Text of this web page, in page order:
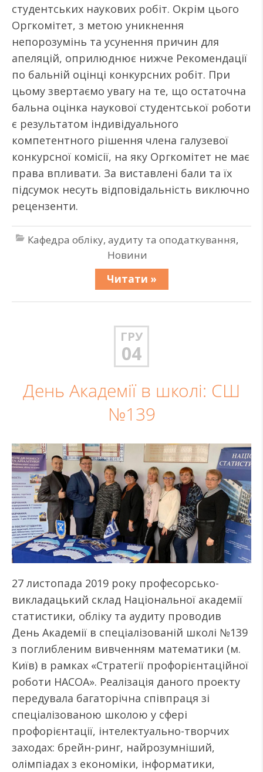
студентських наукових робіт. Окрім цього
Оргкомітет, з метою уникнення
непорозумінь та усунення причин для
апеляцій, оприлюднює нижче Рекомендації
по бальній оцінці конкурсних робіт. При
цьому звертаємо увагу на те, що остаточна
бальна оцінка наукової студентської роботи
є результатом індивідуального
компетентного рішення члена галузевої
конкурсної комісії, на яку Оргкомітет не має
права впливати. За виставлені бали та їх
підсумок несуть відповідальність виключно
рецензенти.
Кафедра обліку, аудиту та оподаткування,
Новини
Читати »
ГРУ
04
День Академії в школі: СШ
№139
27 листопада 2019 року професорсько-
викладацький склад Національної академії
статистики, обліку та аудиту проводив
День Академії в спеціалізованій школі №139
з поглибленим вивченням математики (м.
Київ) в рамках «Стратегії профорієнтаційної
роботи НАСОА». Реалізація даного проекту
передувала багаторічна співпраця зі
спеціалізованою школою у сфері
профорієнтації, інтелектуально-творчих
заходах: брейн-ринг, найрозумніший,
олімпіадах з економіки, інформатики,